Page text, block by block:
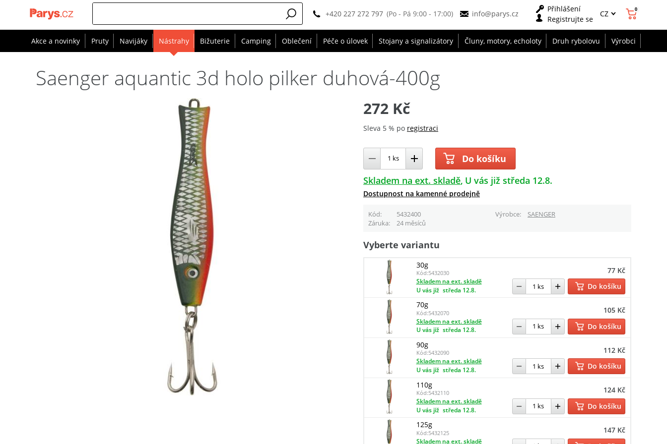
+420 227 272 797 (Po - Pá 9:00 - 17:00) info@parys.cz
Přihlášení
Registrujte se
CZ 0
Akce a novinky Pruty Navijáky Nástrahy Bižuterie Camping Oblečení Péče o úlovek Stojany a signalizátory Čluny, motory, echoloty Druh rybolovu Výrobci
Saenger aquantic 3d holo pilker duhová-400g
272 Kč
Sleva 5 % po registraci
Do košíku
Skladem na ext. skladě U vás již středa 12.8.
Dostupnost na kamenné prodejně
Kód 5432400 Výrobce
SAENGER
Záruka
24 měsíců
Vyberte variantu
30g
Kód:5432030 77 Kč
Skladem na ext. skladě
U vás již středa 12.8.
Do košíku
70g
Kód:5432070 105 Kč
Skladem na ext. skladě
U vás již středa 12.8.
Do košíku
90g
Kód:5432090 112 Kč
Skladem na ext. skladě
U vás již středa 12.8.
Do košíku
110g
Kód:5432110 124 Kč
Skladem na ext. skladě
U vás již středa 12.8.
Do košíku
125g
Kód:5432125 147 Kč
Skladem na ext. skladě